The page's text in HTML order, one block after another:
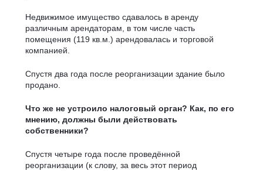
Недвижимое имущество сдавалось в аренду
различным арендаторам, в том числе часть
помещения (119 кв.м.) арендовалась и торговой
компанией.
Спустя два года после реорганизации здание было
продано.
Что же не устроило налоговый орган? Как, по его
мнению, должны были действовать
собственники?
Спустя четыре года после проведённой
реорганизации (к слову, за весь этот период